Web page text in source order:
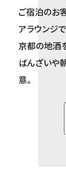
ご宿泊のお
アラウンジ
京都の地酒
ばんざいや
意。